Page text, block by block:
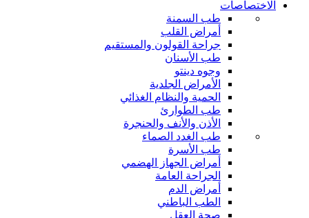
الاختصاصات
طب السمنة
أمراض القلب
جراحة القولون والمستقيم
طب الأسنان
وجوه دينتو
الأمراض الجلدية
الحمية والنظام الغذائي
طب الطوارئ
الأذن والأنف والحنجرة
طب الغدد الصماء
طب الأسرة
أمراض الجهاز الهضمي
الجراحة العامة
أمراض الدم
الطب الباطني
صحة العقل